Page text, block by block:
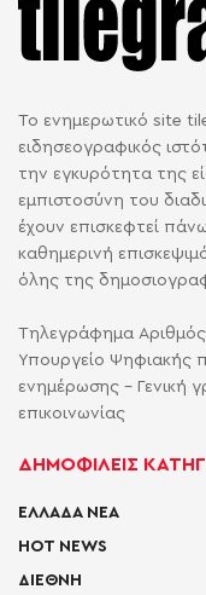
Το ενημερωτικό site
ειδησεογραφικός
την εγκυρότητα της
εμπιστοσύνη του
έχουν επισκεφτεί
καθημερινή
όλης της
Τηλεγράφημα
Υπουργείο Ψηφιακής
ενημέρωσης - Γενική
επικοινωνίας
ΔΗΜΟΦΙΛΕΙΣ
ΕΛΛΑΔΑ ΝΕΑ
HOT NEWS
ΔΙΕΘΝΗ